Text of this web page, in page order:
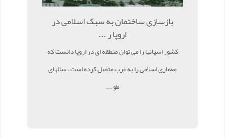
بازسازی ساختمان به سبک اسلامی در
اروپا ر ...
کشور اسپانیا را می توان منطقه ای در اروپا دانست که
معماری اسلامی را به غرب متصل کرده است . سالهای
طو ...